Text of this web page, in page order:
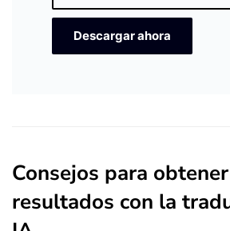
Descargar ahora
Consejos para
resultados con la